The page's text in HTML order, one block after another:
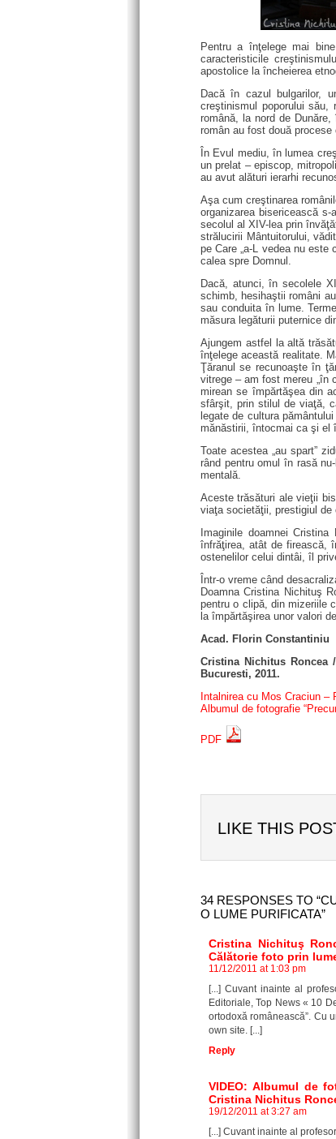
Pentru a înţelege mai
caracteristicile
apostolice la încheierea
Dacă în cazul bulgarilor,
creştinismul poporului
română, la nord de
român au fost două
În Evul mediu, în lumea
un prelat – episcop,
au avut alături ierarhi
Aşa cum creştinarea
organizarea bisericească
secolul al XIV-lea prin
strălucirii Mântuitorului,
pe Care „a-L vedea nu
calea spre Domnul.
Dacă, atunci, în secolele
schimb, hesihaştii români
sau conduita în lume.
măsura legăturii puternice
Ajungem astfel la altă
înţelege această realitate.
Ţăranul se recunoaşte în
vitrege – am fost mereu „în
mirean se împărtăşea din
sfârşit, prin stilul de viaţă,
legate de cultura
mănăstirii, întocmai ca şi el
Toate acestea „au spart”
rând pentru omul în rasă
mentală.
Aceste trăsături ale vieţii
viaţa societăţii, prestigiul de
Imaginile doamnei
înfrăţirea, atât de firească,
ostenelilor celui dintâi, îl
Într-o vreme când
Doamna Cristina Nichituş
pentru o clipă, din mizeriile
la împărtăşirea unor valori
Acad. Florin Constantiniu
Cristina Nichitus Roncea
Bucuresti, 2011.
Intalnirea cu Mos Craciun –
Albumul de fotografie
PDF
LIKE THIS
34 RESPONSES TO
O LUME PURIFICATA”
Cristina Nichituş
Călătorie foto prin
11/12/2011 at 1:03 pm
[...] Cuvant inainte al
Editoriale, Top News « 10
ortodoxă românească”. Cu
own site. [...]
Reply
VIDEO: Albumul de
Cristina Nichitus
19/12/2011 at 3:27 am
[...] Cuvant inainte al